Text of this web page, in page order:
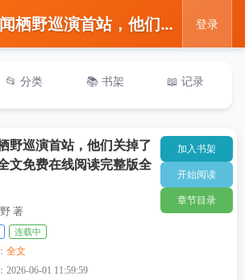
📖 夏遥闻栖野巡演首站，他们关掉了我的麦全文免费在线阅读完整版全本 登录
📂 分类 📚 书架 📖 记录
野巡演首站，他们关掉了
文免费在线阅读完整版全
著
连载中
全文
2026-06-01 11:59:59
加入书架
开始阅读
章节目录